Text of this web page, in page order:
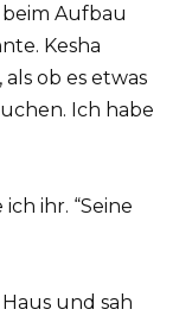
Aufbau
Kesha
ob es etwas
Ich habe
ihr. “Seine
und sah